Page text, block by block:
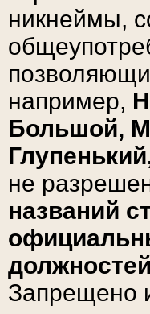
никнеймы,
например,
Большой,
не
названий
Запрещено